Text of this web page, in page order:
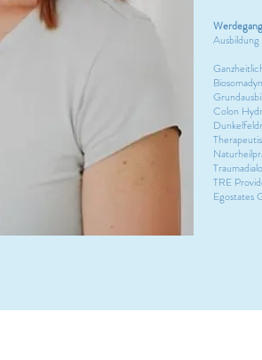
Werdegang
Colon
TRE
Egostates